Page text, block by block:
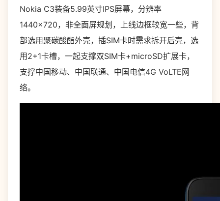
Nokia C3装备5.99英寸IPS屏幕，分辨率
1440×720，非全面屏规划，上线边框较宽一些，背
部选用聚碳酸酯外壳，插SIM卡时需求拆开后壳，选
用2+1卡槽，一起支撑双SIM卡+microSD扩展卡，
支撑中国移动、中国联通、中国电信4G VoLTE网
络。